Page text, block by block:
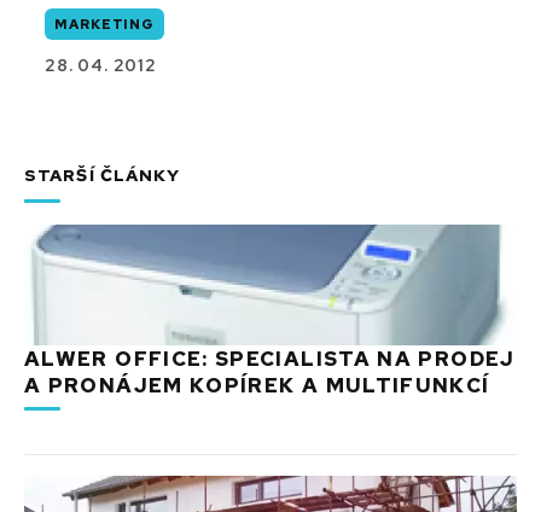
MARKETING
28. 04. 2012
STARŠÍ ČLÁNKY
ALWER OFFICE: SPECIALISTA NA PRODEJ
A PRONÁJEM KOPÍREK A MULTIFUNKCÍ